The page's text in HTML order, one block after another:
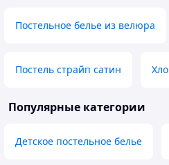
Постельное белье из велюра
Постель страйп сатин
Популярные категории
Детское постельное белье